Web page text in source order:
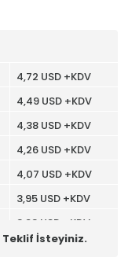
4,72 USD +KDV
4,49 USD +KDV
4,38 USD +KDV
4,26 USD +KDV
4,07 USD +KDV
3,95 USD +KDV
3,93 USD +KDV
Teklif İsteyiniz.